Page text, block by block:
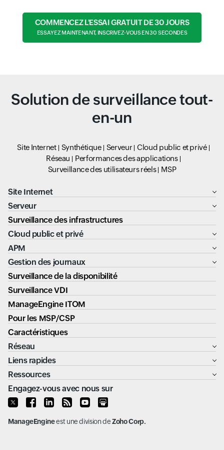
COMMENCEZ L'ESSAI GRATUIT DE 30 JOURS
ESSAYEZ MAINTENANT, INSCRIVEZ-VOUS EN 30 SECONDES
Solution de surveillance tout-
en-un
Site Internet Synthétique Serveur
Cloud public et privé
Réseau
Performances des applications
Surveillance des utilisateurs réels
MSP
Site Internet
Serveur
Surveillance des infrastructures
Cloud public et privé
APM
Gestion des journaux
Surveillance de la disponibilité
Surveillance VDI
ManageEngine ITOM
Pour les MSP/CSP
Caractéristiques
Réseau
Liens rapides
Ressources
Engagez-vous avec nous sur
ManageEngineest une division deZoho Corp.